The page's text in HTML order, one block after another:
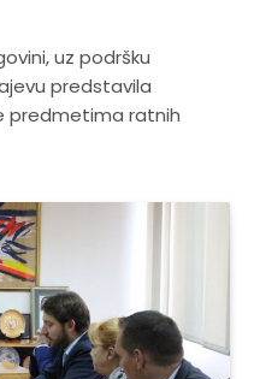
uz podršku
predstavila
predmetima ratnih